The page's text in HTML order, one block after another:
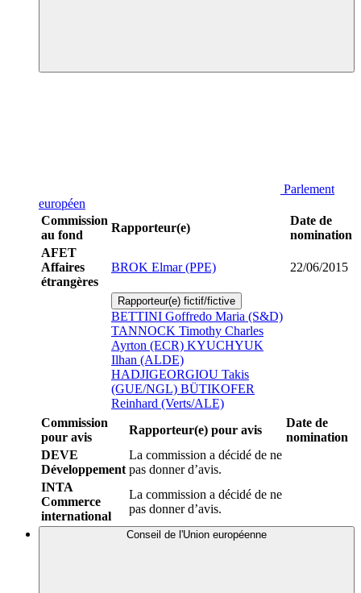
Parlement
européen
Commission
au fond
Rapporteur(e)
Date de
nomination
AFET
Affaires
étrangères
BROK Elmar (PPE) 22/06/2015
Rapporteur(e) fictif/fictive
BETTINI Goffredo Maria (S&D)
TANNOCK Timothy Charles
Ayrton (ECR) KYUCHYUK
Ilhan (ALDE)
HADJIGEORGIOU Takis
(GUE/NGL) BÜTIKOFER
Reinhard (Verts/ALE)
Commission
pour avis
Rapporteur(e) pour avis
Date de
nomination
DEVE
Développement
La commission a décidé de ne
pas donner d’avis.
INTA
Commerce
international
La commission a décidé de ne
pas donner d’avis.
Conseil de l'Union européenne